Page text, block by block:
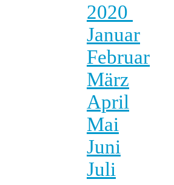
2020
Januar
Februar
März
April
Mai
Juni
Juli